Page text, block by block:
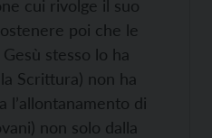
cui rivolge il suo
poi che le
stesso lo ha
Scrittura) non ha
l’allontanamento di
non solo dalla